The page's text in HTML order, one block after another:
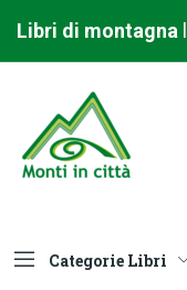
Libri di montagna
Categorie Libri